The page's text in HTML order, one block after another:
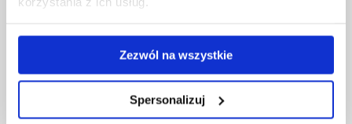
Zezwól na wszystkie
Spersonalizuj
Studia podyplomowe
Zamówienia publiczne
Fundusze strukturalne
Projekty współfinansowane przez UE
Projekty realizowane z KPO
Wynajem sal